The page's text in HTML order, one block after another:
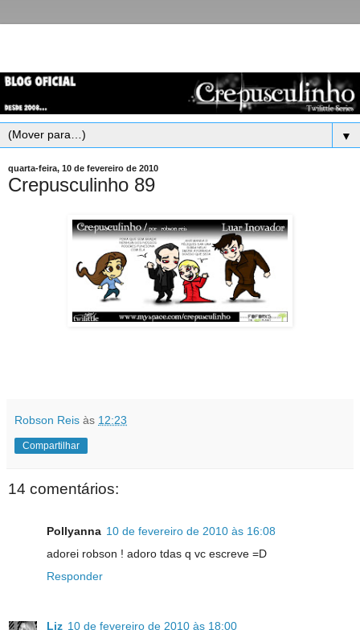
▼
quarta-feira, 10 de fevereiro de 2010
Crepusculinho 89
Robson Reis às 12:23
Compartilhar
14 comentários:
Pollyanna 10 de fevereiro de 2010 às 16:08
adorei robson ! adoro tdas q vc escreve =D
Responder
Liz 10 de fevereiro de 2010 às 18:00